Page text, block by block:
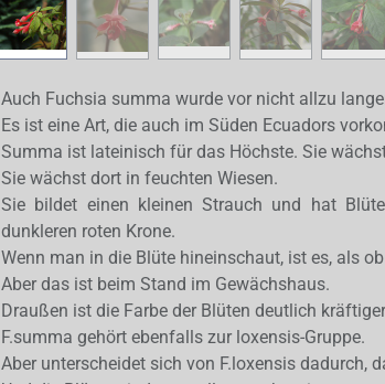
Auch Fuchsia summa wurde vor nicht allzu
Es ist eine Art, die auch im Süden Ecuadors
Summa ist lateinisch für das Höchste. Sie
Sie wächst dort in feuchten Wiesen.
Sie bildet einen kleinen Strauch und hat
dunkleren roten Krone.
Wenn man in die Blüte hineinschaut, ist es, als
Aber das ist beim Stand im Gewächshaus.
Draußen ist die Farbe der Blüten deutlich
F.summa gehört ebenfalls zur loxensis-Gruppe.
Aber unterscheidet sich von F.loxensis dadurch,